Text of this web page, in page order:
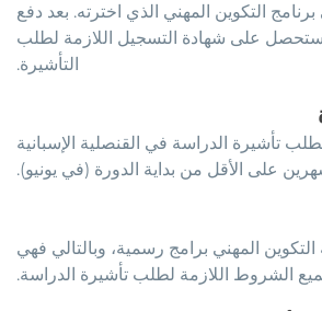
التكوين المهني الذي اخترته. بعد دفع
ستحصل على شهادة التسجيل اللازمة لطلب
التأشيرة.
تأشيرة الدراسة في القنصلية الإسبانية
على الأقل من بداية الدورة (في يونيو).
المهني برامج رسمية، وبالتالي فهي
الشروط اللازمة لطلب تأشيرة الدراسة.